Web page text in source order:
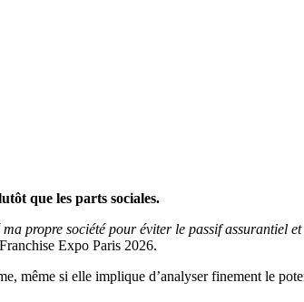
que les parts sociales.
propre société pour éviter le passif assurantiel
Expo Paris 2026.
même si elle implique d’analyser finement le